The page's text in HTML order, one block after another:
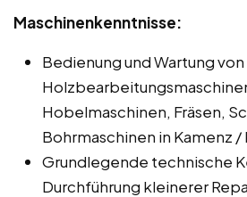
Maschinenkenntnisse:
Bedienung und Wartung von
Hobelmaschinen, Fräsen,
Bohrmaschinen in Kamenz /
Grundlegende technische
Durchführung kleinerer